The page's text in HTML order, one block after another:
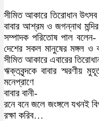
সীমিত আকারে তিরোধান উৎসব
বাবার আশ্রম ও জগন্নাথ
সম্পাদক পরিতোষ পাল বলেন-
দেশের সকল মানুষের মঙ্গল ও
সীমিত আকারে এবারের
ঋক্তবৃন্দকে বাবার স্মরণীয়
মনেপ্রাণে
বাবার বানী-
রনে বনে জলে জংঙ্গলে যখনই
রক্ষা করিব…